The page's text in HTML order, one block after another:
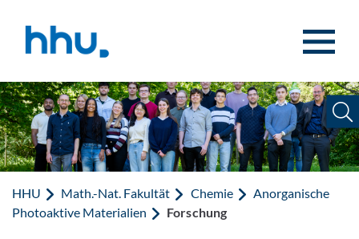
HHU Math.-Nat. Fakultät Chemie
Anorganische
Photoaktive Materialien
Forschung